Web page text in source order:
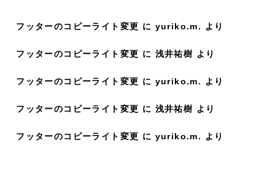
フッターのコピーライト変更 に yuriko.m. より
フッターのコピーライト変更 に 浅井祐樹 より
フッターのコピーライト変更 に yuriko.m. より
フッターのコピーライト変更 に 浅井祐樹 より
フッターのコピーライト変更 に yuriko.m. より